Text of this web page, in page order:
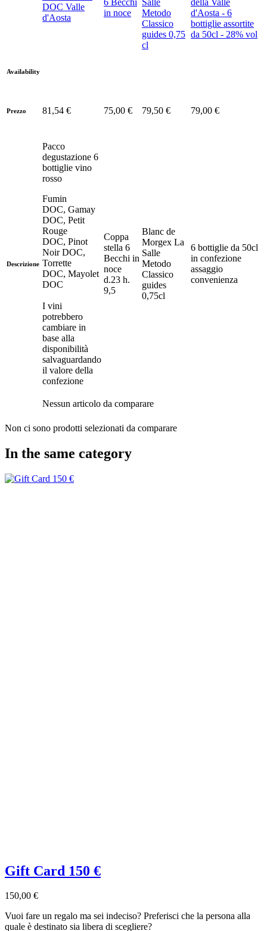
DOC Valle
d'Aosta
in noce
Metodo
Classico
guides 0,75
cl
d'Aosta - 6
bottiglie assortite
da 50cl - 28% vol
Availability
Prezzo 81,54 € 75,00 € 79,50 € 79,00 €
Descrizione
Pacco
degustazione 6
bottiglie vino
rosso
Fumin
DOC, Gamay
DOC, Petit
Rouge
DOC, Pinot
Noir DOC,
Torrette
DOC, Mayolet
DOC
I vini
potrebbero
cambiare in
base alla
disponibilità
salvaguardando
il valore della
confezione
Coppa
stella 6
Becchi in
noce
d.23 h.
9,5
Blanc de
Morgex La
Salle
Metodo
Classico
guides
0,75cl
6 bottiglie da 50cl
in confezione
assaggio
convenienza
Nessun articolo da comparare
Non ci sono prodotti selezionati da comparare
In the same category
Gift Card 150 €
150,00 €
Vuoi fare un regalo ma sei indeciso? Preferisci che la persona alla
quale è destinato sia libera di scegliere?